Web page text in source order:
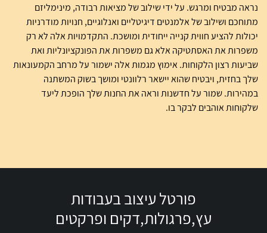
נראה מבטיח ומרגש. על ידי שילוב של מציאות רבודה, מינימליזם
מתוחכם ושילוב של אלמנטים דיגיטליים ואנלוגיים, חנויות מודרניות
יכולות להציע חווית קנייה ייחודית ומושכת. התקדמויות אלה לא רק
משפרות את האסתטיקה אלא גם משפרות את הפונקציונליות ואת
שביעות רצון הלקוחות. אימוץ מגמות אלה ישמור על מרחב הקמעונאות
שלך בחזית, ויבטיח שהוא יישאר רלוונטי ומושך בשוק המשתנה
במהירות. שמור על חדשנות וראה את החנות שלך הופכת ליעד
שלקוחות אוהבים לבקר בו.
פורטל עיצוב בעבודות
עץ,פרגולות,דקים ופרקטים